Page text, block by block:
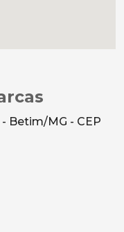
Betim/MG - CEP